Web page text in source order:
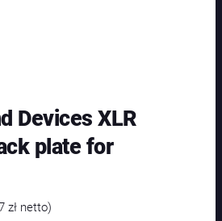
Devices XLR
plate for
zł netto)